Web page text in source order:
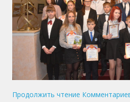
Продолжить чтение